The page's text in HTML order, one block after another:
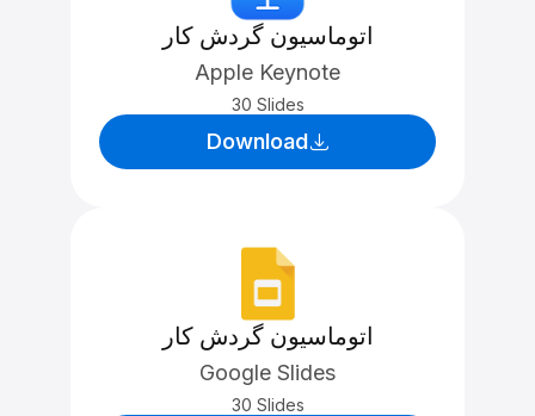
اتوماسیون گردش کار
Apple Keynote
30 Slides
Download
اتوماسیون گردش کار
Google Slides
30 Slides